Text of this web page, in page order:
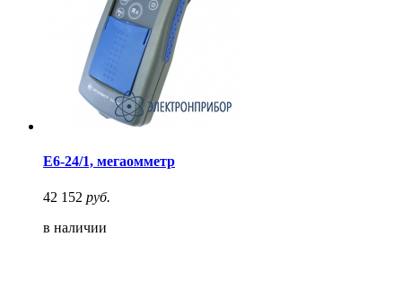
Е6-24/1, мегаомметр
42 152 руб.
в наличии